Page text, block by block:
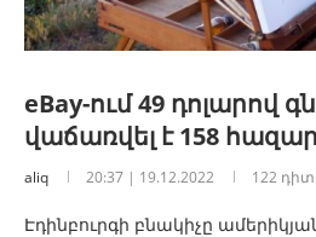
eBay-ում 49 դոլարով
վաճառվել է 158
aliq 20:37 | 19.12.2022 122
Էդինբուրգի բնակիչը